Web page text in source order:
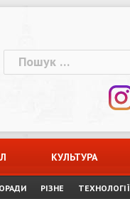
Пошук:
КУЛЬТУРА
РІЗНЕ ТЕХНОЛОГІЇ